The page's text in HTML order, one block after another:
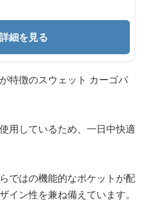
細を見る
特徴のスウェット カーゴパ
用しているため、一日中快適
ではの機能的なポケットが配
イン性を兼ね備えています。